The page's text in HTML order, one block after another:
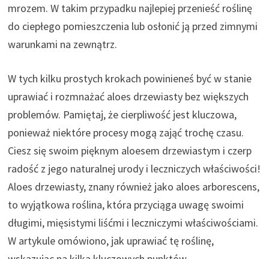
mrozem. W takim przypadku najlepiej przenieść roślinę
do ciepłego pomieszczenia lub osłonić ją przed zimnymi
warunkami na zewnątrz.
W tych kilku prostych krokach powinieneś być w stanie
uprawiać i rozmnażać aloes drzewiasty bez większych
problemów. Pamiętaj, że cierpliwość jest kluczowa,
ponieważ niektóre procesy mogą zająć trochę czasu.
Ciesz się swoim pięknym aloesem drzewiastym i czerp
radość z jego naturalnej urody i leczniczych właściwości!
Aloes drzewiasty, znany również jako aloes arborescens,
to wyjątkowa roślina, która przyciąga uwagę swoimi
długimi, mięsistymi liśćmi i leczniczymi właściwościami.
W artykule omówiono, jak uprawiać tę roślinę,